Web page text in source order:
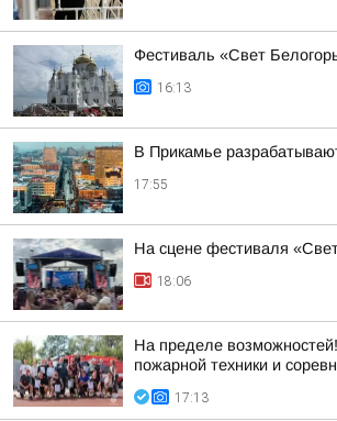
Фестиваль «Свет
16:13
В Прикамье
17:55
На сцене фестиваля
18:06
На пределе
пожарной техники и
17:13